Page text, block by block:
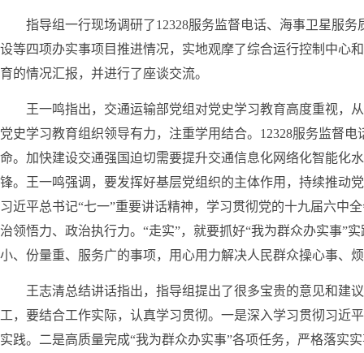
指导组一行现场调研了12328服务监督电话、海事卫星服
设等四项办实事项目推进情况，实地观摩了综合运行控制中心
育的情况汇报，并进行了座谈交流。
王一鸣指出，交通运输部党组对党史学习教育高度重视，
党史学习教育组织领导有力，注重学用结合。12328服务监督
命。加快建设交通强国迫切需要提升交通信息化网络化智能化
锋。王一鸣强调，要发挥好基层党组织的主体作用，持续推动
习近平总书记“七一”重要讲话精神，学习贯彻党的十九届六中
治领悟力、政治执行力。“走实”，就要抓好“我为群众办实事”
小、份量重、服务广的事项，用心用力解决人民群众操心事、
王志清总结讲话指出，指导组提出了很多宝贵的意见和建
工，要结合工作实际，认真学习贯彻。一是深入学习贯彻习近
实践。二是高质量完成“我为群众办实事”各项任务，严格落实